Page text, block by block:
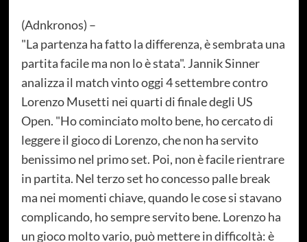
(Adnkronos) –
"La partenza ha fatto la differenza, è sembrata una
partita facile ma non lo è stata". Jannik Sinner
analizza il match vinto oggi 4 settembre contro
Lorenzo Musetti nei quarti di finale degli US
Open. "Ho cominciato molto bene, ho cercato di
leggere il gioco di Lorenzo, che non ha servito
benissimo nel primo set. Poi, non è facile rientrare
in partita. Nel terzo set ho concesso palle break
ma nei momenti chiave, quando le cose si stavano
complicando, ho sempre servito bene. Lorenzo ha
un gioco molto vario, può mettere in difficoltà: è